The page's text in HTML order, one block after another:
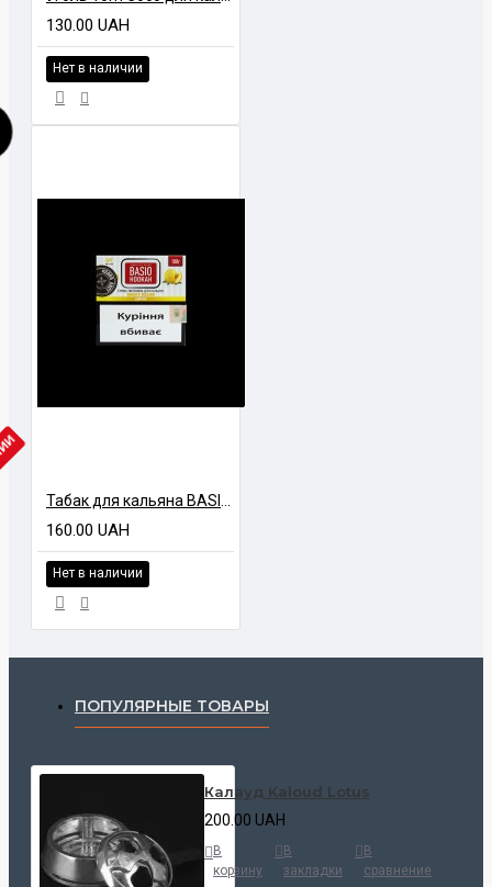
130.00 UAH
Нет в наличии
160.00 UAH
Нет в наличии
ПОПУЛЯРНЫЕ ТОВАРЫ
Калауд Kaloud Lotus
200.00 UAH
В
корзину
В
закладки
В
сравнение